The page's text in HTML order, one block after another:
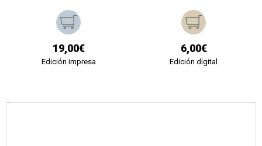
19,00€
Edición impresa
6,00€
Edición digital